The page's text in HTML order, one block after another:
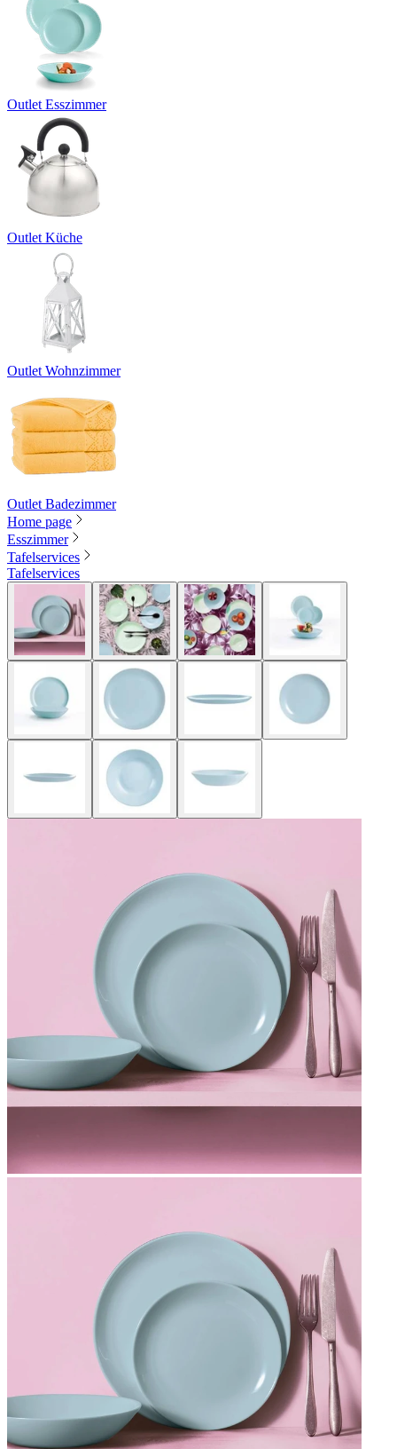
Outlet Esszimmer
Outlet Küche
Outlet Wohnzimmer
Outlet Badezimmer
Home page
Esszimmer
Tafelservices
Tafelservices